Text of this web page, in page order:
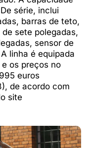
série, inclui
barras de teto,
sete polegadas,
sensor de
linha é equipada
os preços no
euros
de acordo com
site